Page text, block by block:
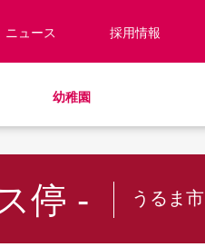
ニュース 採用情報
ラウンドスクエア
採用情報
幼稚園
SHinE（PTA活動）
スクールバス
サポートランチ
入園・入学について
停 - うるま市